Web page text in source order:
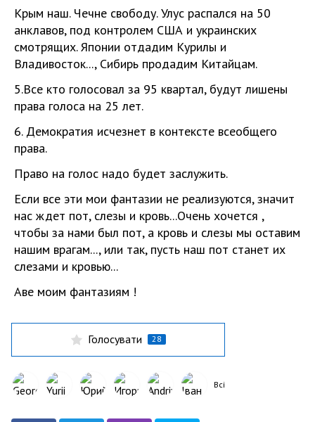
Крым наш. Чечне свободу. Улус распался на 50
анклавов, под контролем США и украинских
смотрящих. Японии отдадим Курилы и
Владивосток..., Сибирь продадим Китайцам.
5.Все кто голосовал за 95 квартал, будут лишены
права голоса на 25 лет.
6. Демократия исчезнет в контексте всеобщего
права.
Право на голос надо будет заслужить.
Если все эти мои фантазии не реализуются, значит
нас ждет пот, слезы и кровь...Очень хочется ,
чтобы за нами был пот, а кровь и слезы мы оставим
нашим врагам..., или так, пусть наш пот станет их
слезами и кровью...
Аве моим фантазиям !
Голосувати 28
Всі